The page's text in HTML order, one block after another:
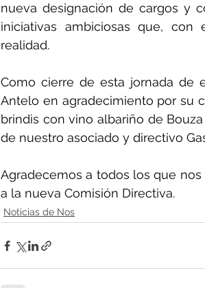
nueva designación de cargos y
iniciativas ambiciosas que,
realidad.
Como cierre de esta jornada de
Antelo en agradecimiento por su
brindis con vino albariño de
de nuestro asociado y directivo
Agradecemos a todos los que
a la nueva Comisión Directiva.
Noticias de Nos